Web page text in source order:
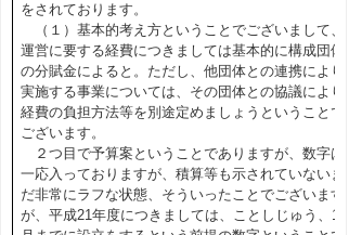
をされております。
（１）基本的考え方ということでございまして、
運営に要する経費につきましては基本的に構成団体
の分賦金によると。ただし、他団体との連携により
実施する事業については、その団体との協議により
経費の負担方法等を別途定めましょうということで
ございます。
２つ目で予算案ということでありますが、数字は
一応入っておりますが、積算等も示されていないま
だ非常にラフな状態、そういったことでございます
が、平成21年度につきましては、ことしじゅう、12